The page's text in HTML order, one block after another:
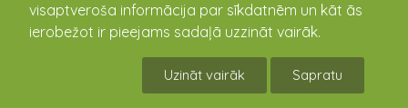
visaptveroša informācija par sīkdatnēm un kāt ās
ierobežot ir pieejams sadaļā uzzināt vairāk.
Uzināt vairāk Sapratu